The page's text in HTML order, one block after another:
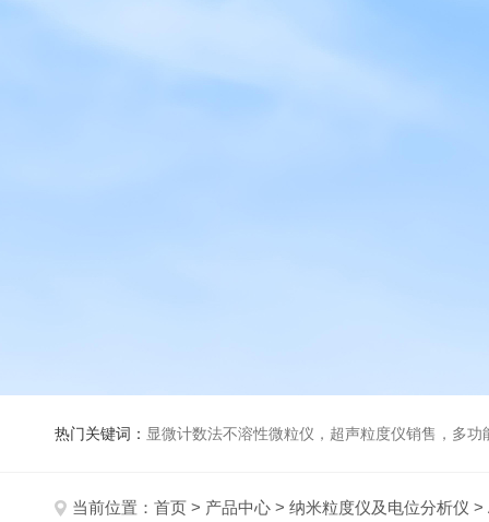
热门关键词： 显微计数法不溶性微粒仪，超声粒度仪销售，多功能超声粒度分析仪，粒度及
当前位置： 首页 > 产品中心 > 纳米粒度仪及电位分析仪 >